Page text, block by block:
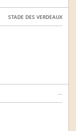
STADE DES VERDEAUX
—